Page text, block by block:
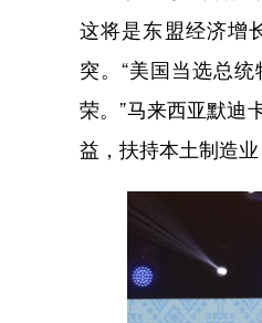
这将是东盟经济增
突。“美国当选总
荣。”马来西亚默迪
益，扶持本土制造